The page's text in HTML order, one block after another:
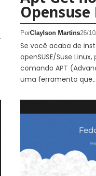
PorClaylson Martins26/
Se você acaba de
openSUSE/Suse
comando APT
uma ferramenta que…